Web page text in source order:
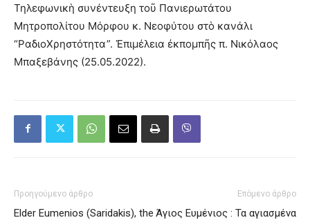
Τηλεφωνικὴ συνέντευξη τοῦ Πανιερωτάτου
Μητροπολίτου Μόρφου κ. Νεοφύτου στὸ κανάλι
“ΡαδιοΧρηστότητα”. Ἐπιμέλεια ἐκπομπῆς π. Νικόλαος
Μπαξεβάνης (25.05.2022).
Προηγούμενο άρθρο
Elder Eumenios (Saridakis), the
Επόμενο άρθρο
Άγιος Ευμένιος : Τα αγιασμένα